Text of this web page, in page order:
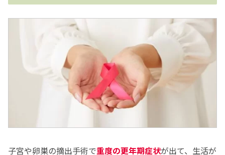
子宮や卵巣の摘出手術で重度の更年期症状が出て、生活が